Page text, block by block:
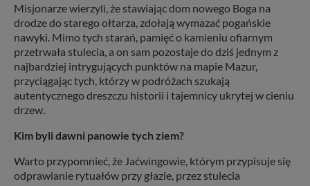
Misjonarze wierzyli, że stawiając dom nowego Boga na
drodze do starego ołtarza, zdołają wymazać pogańskie
nawyki. Mimo tych starań, pamięć o kamieniu ofiarnym
przetrwała stulecia, a on sam pozostaje do dziś jednym z
najbardziej intrygujących punktów na mapie Mazur,
przyciągając tych, którzy w podróżach szukają
autentycznego dreszczu historii i tajemnicy ukrytej w cieniu
drzew.
Kim byli dawni panowie tych ziem?
Warto przypomnieć, że Jaćwingowie, którym przypisuje się
odprawianie rytuałów przy głazie, przez stulecia